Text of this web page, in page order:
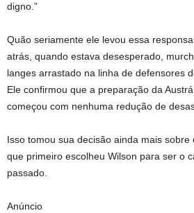
digno.”
Quão seriamente ele levou essa
atrás, quando estava desesperado,
langes arrastado na linha de defensores
Ele confirmou que a preparação da
começou com nenhuma redução de
Isso tomou sua decisão ainda mais sobre
que primeiro escolheu Wilson para ser o
passado.
Anúncio